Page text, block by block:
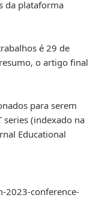
da plataforma
é 29 de
o artigo final
para serem
series (indexado na
Educational
2023-conference-